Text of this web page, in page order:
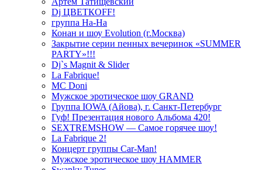
Dj ЦВЕТКOFF!
группа На-На
Конан и шоу Evolution (г.Москва)
Закрытие серии пенных вечеринок «SUMMER
PARTY»!!!
Dj`s Magnit & Slider
La Fabrique!
MC Doni
Мужское эротическое шоу GRAND
Группа IOWA (Айова), г. Санкт-Петербург
Гуф! Презентация нового Альбома 420!
SEXTREMSHOW — Самое горячее шоу!
La Fabrique 2!
Концерт группы Car-Man!
Мужское эротическое шоу HAMMER